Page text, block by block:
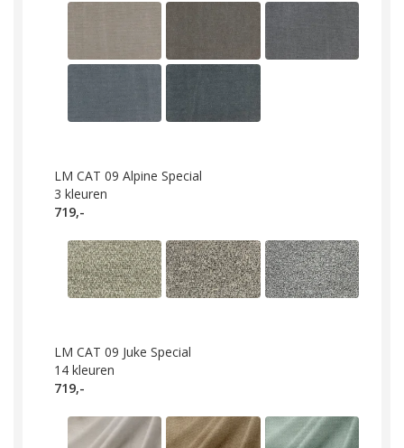
LM CAT 09 Alpine Special
3 kleuren
719,-
LM CAT 09 Juke Special
14 kleuren
719,-